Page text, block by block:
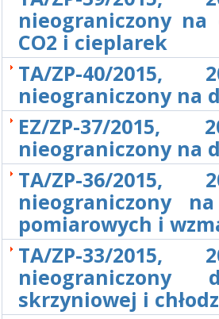
nieograniczony
CO2 i cieplarek
TA/ZP-40/2015,
nieograniczony na
EZ/ZP-37/2015,
nieograniczony na
TA/ZP-36/2015,
nieograniczony
pomiarowych i
TA/ZP-33/2015,
nieograniczony
skrzyniowej i